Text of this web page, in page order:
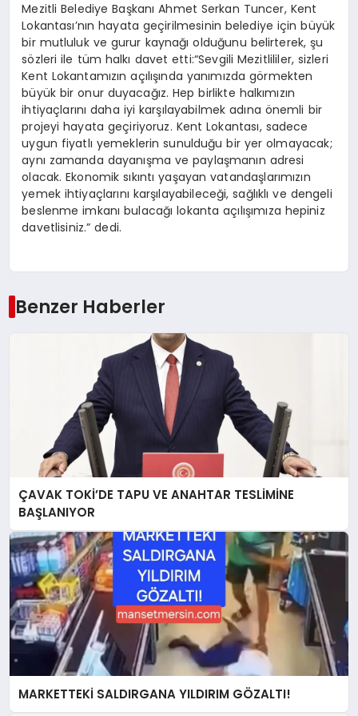
Mezitli Belediye Başkanı Ahmet Serkan Tuncer, Kent
Lokantası’nın hayata geçirilmesinin belediye için büyük
bir mutluluk ve gurur kaynağı olduğunu belirterek, şu
sözleri ile tüm halkı davet etti:“Sevgili Mezitlililer, sizleri
Kent Lokantamızın açılışında yanımızda görmekten
büyük bir onur duyacağız. Hep birlikte halkımızın
ihtiyaçlarını daha iyi karşılayabilmek adına önemli bir
projeyi hayata geçiriyoruz. Kent Lokantası, sadece
uygun fiyatlı yemeklerin sunulduğu bir yer olmayacak;
aynı zamanda dayanışma ve paylaşmanın adresi
olacak. Ekonomik sıkıntı yaşayan vatandaşlarımızın
yemek ihtiyaçlarını karşılayabileceği, sağlıklı ve dengeli
beslenme imkanı bulacağı lokanta açılışımıza hepiniz
davetlisiniz.” dedi.
Benzer Haberler
ÇAVAK TOKİ’DE TAPU VE ANAHTAR TESLİMİNE
BAŞLANIYOR
MARKETTEKİ SALDIRGANA YILDIRIM GÖZALTI!